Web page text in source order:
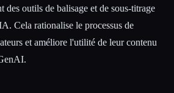
des outils de balisage et de sous-titrage
Cela rationalise le processus de
et améliore l'utilité de leur contenu